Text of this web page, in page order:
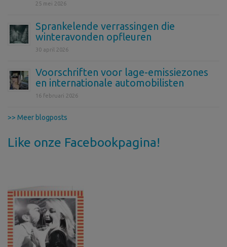
25 mei 2026
Sprankelende verrassingen die
winteravonden opfleuren
30 april 2026
Voorschriften voor lage-emissiezones
en internationale automobilisten
16 februari 2026
>> Meer blogposts
Like onze Facebookpagina!